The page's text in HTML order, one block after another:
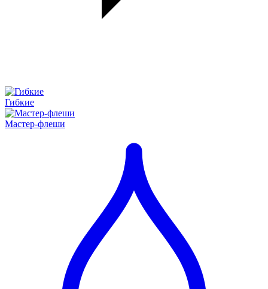
Гибкие
Мастер-флеши